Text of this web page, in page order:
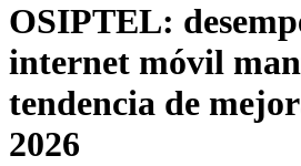
OSIPTEL:
internet móvil
tendencia de
2026